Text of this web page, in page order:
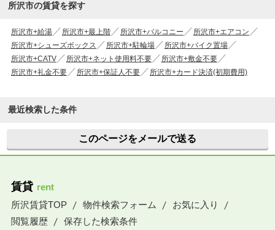
所沢市の賃貸を探す
所沢市+給湯 所沢市+最上階 所沢市+バルコニー
所沢市+エアコン
所沢市+シューズボックス
所沢市+駐輪場
所沢市+バイク置場
所沢市+CATV
所沢市+ネット使用料不要
所沢市+敷金不要
所沢市+礼金不要
所沢市+保証人不要 所沢市+カード決済(初期費用)
最近検索した条件
このページをメールで送る
賃貸 rent
所沢賃貸TOP
物件検索フォーム
お気に入り
閲覧履歴
保存した検索条件